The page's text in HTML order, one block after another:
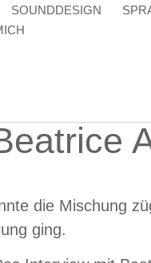
SOUNDDESIGN
die Mischung
ging.